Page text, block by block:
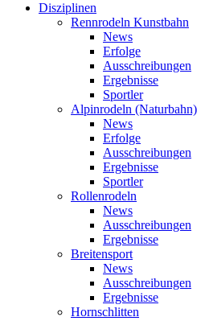
Disziplinen
Rennrodeln Kunstbahn
News
Erfolge
Ausschreibungen
Ergebnisse
Sportler
Alpinrodeln (Naturbahn)
News
Erfolge
Ausschreibungen
Ergebnisse
Sportler
Rollenrodeln
News
Ausschreibungen
Ergebnisse
Breitensport
News
Ausschreibungen
Ergebnisse
Hornschlitten